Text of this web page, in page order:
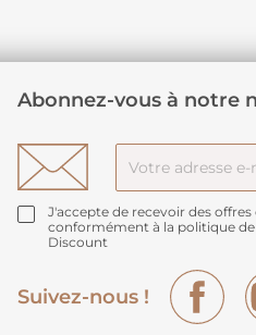
Abonnez-vous à notre
J'accepte de recevoir des
conformément à la politique
Discount
Suivez-nous !